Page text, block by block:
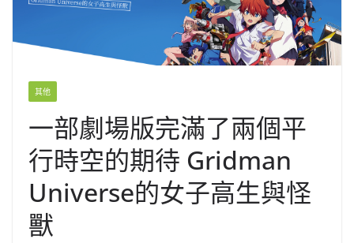
其他
一部劇場版完滿了兩個平
行時空的期待 Gridman
Universe的女子高生與怪
獸